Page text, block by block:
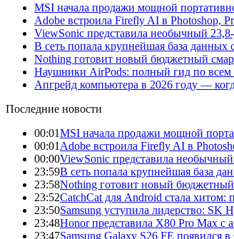
MSI начала продажи мощной
Adobe встроила Firefly AI в Photoshop,
ViewSonic представила необычный
В сеть попала крупнейшая база данных
Nothing готовит новый бюджетный
Наушники AirPods: полный гид по всем
Апгрейд компьютера в 2026 году —
Последние новости
00:01MSI начала продажи мощной
00:01 Adobe встроила Firefly AI в
00:00ViewSonic представила
23:59В сеть попала крупнейшая база
23:58Nothing готовит новый
23:52CatchCat для Android стала хитом:
23:50Samsung уступила лидерство:
23:48Honor представила X80 Pro Max с
23:47Samsung Galaxy S26 FE появился